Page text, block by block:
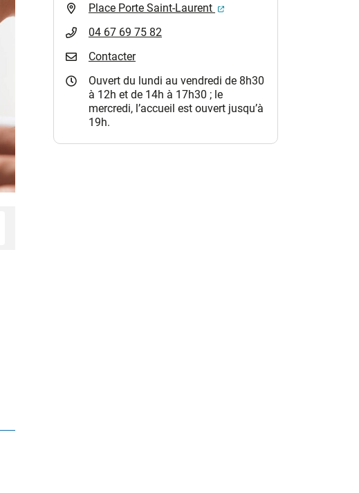
Place Porte Saint-Laurent
(ouverture dans un nouvel
04 67 69 75 82
Contacter
Ouvert du lundi au vendredi de 8h30
à 12h et de 14h à 17h30 ; le
mercredi, l’accueil est ouvert jusqu’à
19h.